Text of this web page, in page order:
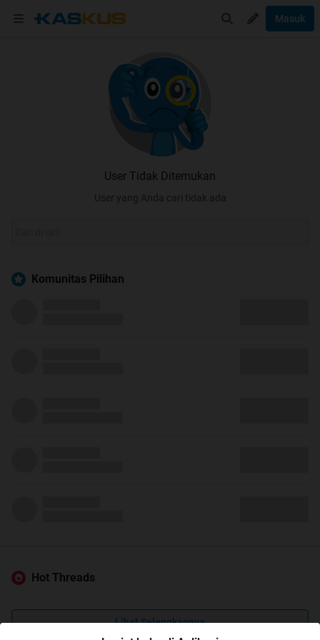
Masuk
User Tidak Ditemukan
User yang Anda cari tidak ada
Komunitas Pilihan
Hot Threads
Lihat Selengkapnya